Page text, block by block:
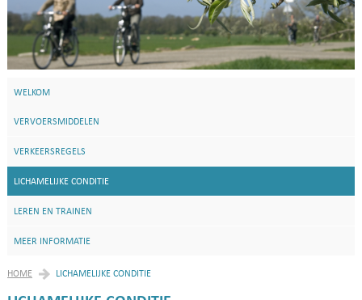
WELKOM
VERVOERSMIDDELEN
VERKEERSREGELS
LICHAMELIJKE CONDITIE
LEREN EN TRAINEN
MEER INFORMATIE
HOME LICHAMELIJKE CONDITIE